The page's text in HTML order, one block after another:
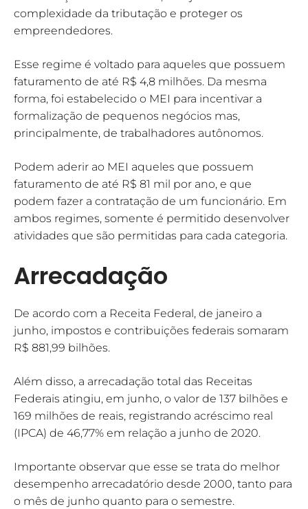
complexidade da tributação e proteger os
empreendedores.
Esse regime é voltado para aqueles que possuem
faturamento de até R$ 4,8 milhões. Da mesma
forma, foi estabelecido o MEI para incentivar a
formalização de pequenos negócios mas,
principalmente, de trabalhadores autônomos.
Podem aderir ao MEI aqueles que possuem
faturamento de até R$ 81 mil por ano, e que
podem fazer a contratação de um funcionário. Em
ambos regimes, somente é permitido desenvolver
atividades que são permitidas para cada categoria.
Arrecadação
De acordo com a Receita Federal, de janeiro a
junho, impostos e contribuições federais somaram
R$ 881,99 bilhões.
Além disso, a arrecadação total das Receitas
Federais atingiu, em junho, o valor de 137 bilhões e
169 milhões de reais, registrando acréscimo real
(IPCA) de 46,77% em relação a junho de 2020.
Importante observar que esse se trata do melhor
desempenho arrecadatório desde 2000, tanto para
o mês de junho quanto para o semestre.